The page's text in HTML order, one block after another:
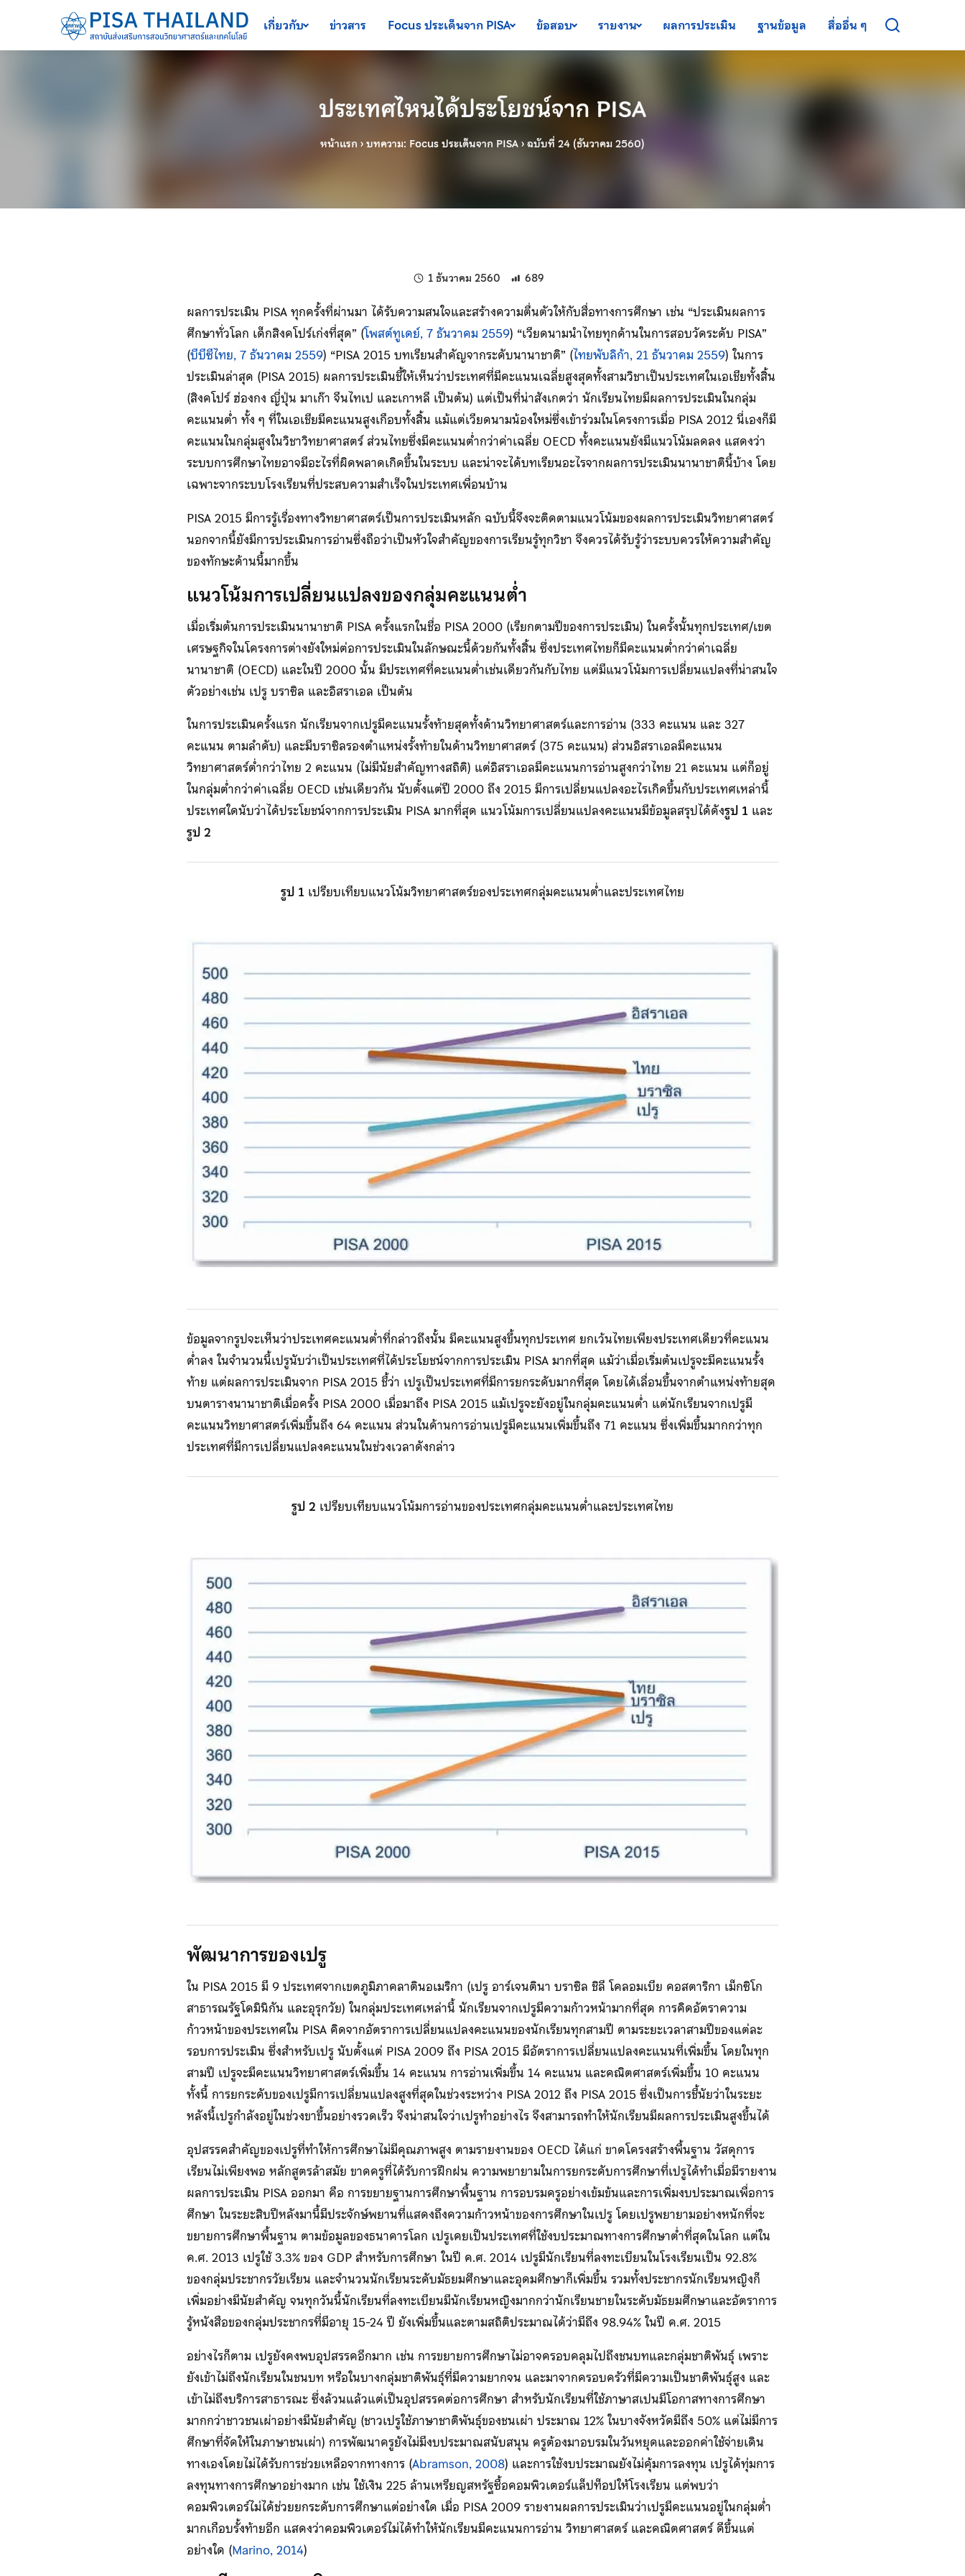
ข้ามไปยังเนื้อหาหลัก
เกี่ยวกับ
ข่าวสาร Focus ประเด็นจาก PISA ข้อสอบ รายงาน ผลการประเมิน ฐานข้อมูล สื่ออื่น ๆ
ประเทศไหนได้ประโยชน์จาก PISA
หน้าแรก ›บทความ: Focus ประเด็นจาก PISA›ฉบับที่ 24 (ธันวาคม 2560)
1 ธันวาคม 2560 แก้ไขล่าสุดเมื่อ:
689
ผลการประเมิน PISA ทุกครั้งที่ผ่านมา ได้รับความสนใจและสร้างความตื่นตัวให้กับสื่อทางการศึกษา เช่น “ประเมินผลการ
ศึกษาทั่วโลก เด็กสิงคโปร์เก่งที่สุด” (โพสต์ทูเดย์, 7 ธันวาคม 2559) “เวียดนามนำไทยทุกด้านในการสอบวัดระดับ PISA”
(บีบีซีไทย, 7 ธันวาคม 2559) “PISA 2015 บทเรียนสำคัญจากระดับนานาชาติ” (ไทยพับลิก้า, 21 ธันวาคม 2559) ในการ
ประเมินล่าสุด (PISA 2015) ผลการประเมินชี้ให้เห็นว่าประเทศที่มีคะแนนเฉลี่ยสูงสุดทั้งสามวิชาเป็นประเทศในเอเชียทั้งสิ้น
(สิงคโปร์ ฮ่องกง ญี่ปุ่น มาเก๊า จีนไทเป และเกาหลี เป็นต้น) แต่เป็นที่น่าสังเกตว่า นักเรียนไทยมีผลการประเมินในกลุ่ม
คะแนนต่ำ ทั้ง ๆ ที่ในเอเชียมีคะแนนสูงเกือบทั้งสิ้น แม้แต่เวียดนามน้องใหม่ซึ่งเข้าร่วมในโครงการเมื่อ PISA 2012 นี่เองก็มี
คะแนนในกลุ่มสูงในวิชาวิทยาศาสตร์ ส่วนไทยซึ่งมีคะแนนต่ำกว่าค่าเฉลี่ย OECD ทั้งคะแนนยังมีแนวโน้มลดลง แสดงว่า
ระบบการศึกษาไทยอาจมีอะไรที่ผิดพลาดเกิดขึ้นในระบบ และน่าจะได้บทเรียนอะไรจากผลการประเมินนานาชาตินี้บ้าง โดย
เฉพาะจากระบบโรงเรียนที่ประสบความสำเร็จในประเทศเพื่อนบ้าน
PISA 2015 มีการรู้เรื่องทางวิทยาศาสตร์เป็นการประเมินหลัก ฉบับนี้จึงจะติดตามแนวโน้มของผลการประเมินวิทยาศาสตร์
นอกจากนี้ยังมีการประเมินการอ่านซึ่งถือว่าเป็นหัวใจสำคัญของการเรียนรู้ทุกวิชา จึงควรได้รับรู้ว่าระบบควรให้ความสำคัญ
ของทักษะด้านนี้มากขึ้น
แนวโน้มการเปลี่ยนแปลงของกลุ่มคะแนนต่ำ
เมื่อเริ่มต้นการประเมินนานาชาติ PISA ครั้งแรกในชื่อ PISA 2000 (เรียกตามปีของการประเมิน) ในครั้งนั้นทุกประเทศ/เขต
เศรษฐกิจในโครงการต่างยังใหม่ต่อการประเมินในลักษณะนี้ด้วยกันทั้งสิ้น ซึ่งประเทศไทยก็มีคะแนนต่ำกว่าค่าเฉลี่ย
นานาชาติ (OECD) และในปี 2000 นั้น มีประเทศที่คะแนนต่ำเช่นเดียวกันกับไทย แต่มีแนวโน้มการเปลี่ยนแปลงที่น่าสนใจ
ตัวอย่างเช่น เปรู บราซิล และอิสราเอล เป็นต้น
ในการประเมินครั้งแรก นักเรียนจากเปรูมีคะแนนรั้งท้ายสุดทั้งด้านวิทยาศาสตร์และการอ่าน (333 คะแนน และ 327
คะแนน ตามลำดับ) และมีบราซิลรองตำแหน่งรั้งท้ายในด้านวิทยาศาสตร์ (375 คะแนน) ส่วนอิสราเอลมีคะแนน
วิทยาศาสตร์ต่ำกว่าไทย 2 คะแนน (ไม่มีนัยสำคัญทางสถิติ) แต่อิสราเอลมีคะแนนการอ่านสูงกว่าไทย 21 คะแนน แต่ก็อยู่
ในกลุ่มต่ำกว่าค่าเฉลี่ย OECD เช่นเดียวกัน นับตั้งแต่ปี 2000 ถึง 2015 มีการเปลี่ยนแปลงอะไรเกิดขึ้นกับประเทศเหล่านี้
ประเทศใดนับว่าได้ประโยชน์จากการประเมิน PISA มากที่สุด แนวโน้มการเปลี่ยนแปลงคะแนนมีข้อมูลสรุปได้ดังรูป 1 และ
รูป 2
รูป 1 เปรียบเทียบแนวโน้มวิทยาศาสตร์ของประเทศกลุ่มคะแนนต่ำและประเทศไทย
ข้อมูลจากรูปจะเห็นว่าประเทศคะแนนต่ำที่กล่าวถึงนั้น มีคะแนนสูงขึ้นทุกประเทศ ยกเว้นไทยเพียงประเทศเดียวที่คะแนน
ต่ำลง ในจำนวนนี้เปรูนับว่าเป็นประเทศที่ได้ประโยชน์จากการประเมิน PISA มากที่สุด แม้ว่าเมื่อเริ่มต้นเปรูจะมีคะแนนรั้ง
ท้าย แต่ผลการประเมินจาก PISA 2015 ชี้ว่า เปรูเป็นประเทศที่มีการยกระดับมากที่สุด โดยได้เลื่อนขึ้นจากตำแหน่งท้ายสุด
บนตารางนานาชาติเมื่อครั้ง PISA 2000 เมื่อมาถึง PISA 2015 แม้เปรูจะยังอยู่ในกลุ่มคะแนนต่ำ แต่นักเรียนจากเปรูมี
คะแนนวิทยาศาสตร์เพิ่มขึ้นถึง 64 คะแนน ส่วนในด้านการอ่านเปรูมีคะแนนเพิ่มขึ้นถึง 71 คะแนน ซึ่งเพิ่มขึ้นมากกว่าทุก
ประเทศที่มีการเปลี่ยนแปลงคะแนนในช่วงเวลาดังกล่าว
รูป 2 เปรียบเทียบแนวโน้มการอ่านของประเทศกลุ่มคะแนนต่ำและประเทศไทย
พัฒนาการของเปรู
ใน PISA 2015 มี 9 ประเทศจากเขตภูมิภาคลาตินอเมริกา (เปรู อาร์เจนตินา บราซิล ชิลี โคลอมเบีย คอสตาริกา เม็กซิโก
สาธารณรัฐโดมินิกัน และอุรุกวัย) ในกลุ่มประเทศเหล่านี้ นักเรียนจากเปรูมีความก้าวหน้ามากที่สุด การคิดอัตราความ
ก้าวหน้าของประเทศใน PISA คิดจากอัตราการเปลี่ยนแปลงคะแนนของนักเรียนทุกสามปี ตามระยะเวลาสามปีของแต่ละ
รอบการประเมิน ซึ่งสำหรับเปรู นับตั้งแต่ PISA 2009 ถึง PISA 2015 มีอัตราการเปลี่ยนแปลงคะแนนที่เพิ่มขึ้น โดยในทุก
สามปี เปรูจะมีคะแนนวิทยาศาสตร์เพิ่มขึ้น 14 คะแนน การอ่านเพิ่มขึ้น 14 คะแนน และคณิตศาสตร์เพิ่มขึ้น 10 คะแนน
ทั้งนี้ การยกระดับของเปรูมีการเปลี่ยนแปลงสูงที่สุดในช่วงระหว่าง PISA 2012 ถึง PISA 2015 ซึ่งเป็นการชี้นัยว่าในระยะ
หลังนี้เปรูกำลังอยู่ในช่วงขาขึ้นอย่างรวดเร็ว จึงน่าสนใจว่าเปรูทำอย่างไร จึงสามารถทำให้นักเรียนมีผลการประเมินสูงขึ้นได้
อุปสรรคสำคัญของเปรูที่ทำให้การศึกษาไม่มีคุณภาพสูง ตามรายงานของ OECD ได้แก่ ขาดโครงสร้างพื้นฐาน วัสดุการ
เรียนไม่เพียงพอ หลักสูตรล้าสมัย ขาดครูที่ได้รับการฝึกฝน ความพยายามในการยกระดับการศึกษาที่เปรูได้ทำเมื่อมีรายงาน
ผลการประเมิน PISA ออกมา คือ การขยายฐานการศึกษาพื้นฐาน การอบรมครูอย่างเข้มข้นและการเพิ่มงบประมาณเพื่อการ
ศึกษา ในระยะสิบปีหลังมานี้มีประจักษ์พยานที่แสดงถึงความก้าวหน้าของการศึกษาในเปรู โดยเปรูพยายามอย่างหนักที่จะ
ขยายการศึกษาพื้นฐาน ตามข้อมูลของธนาคารโลก เปรูเคยเป็นประเทศที่ใช้งบประมาณทางการศึกษาต่ำที่สุดในโลก แต่ใน
ค.ศ. 2013 เปรูใช้ 3.3% ของ GDP สำหรับการศึกษา ในปี ค.ศ. 2014 เปรูมีนักเรียนที่ลงทะเบียนในโรงเรียนเป็น 92.8%
ของกลุ่มประชากรวัยเรียน และจำนวนนักเรียนระดับมัธยมศึกษาและอุดมศึกษาก็เพิ่มขึ้น รวมทั้งประชากรนักเรียนหญิงก็
เพิ่มอย่างมีนัยสำคัญ จนทุกวันนี้นักเรียนที่ลงทะเบียนมีนักเรียนหญิงมากกว่านักเรียนชายในระดับมัธยมศึกษาและอัตราการ
รู้หนังสือของกลุ่มประชากรที่มีอายุ 15-24 ปี ยังเพิ่มขึ้นและตามสถิติประมาณได้ว่ามีถึง 98.94% ในปี ค.ศ. 2015
อย่างไรก็ตาม เปรูยังคงพบอุปสรรคอีกมาก เช่น การขยายการศึกษาไม่อาจครอบคลุมไปถึงชนบทและกลุ่มชาติพันธุ์ เพราะ
ยังเข้าไม่ถึงนักเรียนในชนบท หรือในบางกลุ่มชาติพันธุ์ที่มีความยากจน และมาจากครอบครัวที่มีความเป็นชาติพันธุ์สูง และ
เข้าไม่ถึงบริการสาธารณะ ซึ่งล้วนแล้วแต่เป็นอุปสรรคต่อการศึกษา สำหรับนักเรียนที่ใช้ภาษาสเปนมีโอกาสทางการศึกษา
มากกว่าชาวชนเผ่าอย่างมีนัยสำคัญ (ชาวเปรูใช้ภาษาชาติพันธุ์ของชนเผ่า ประมาณ 12% ในบางจังหวัดมีถึง 50% แต่ไม่มีการ
ศึกษาที่จัดให้ในภาษาชนเผ่า) การพัฒนาครูยังไม่มีงบประมาณสนับสนุน ครูต้องมาอบรมในวันหยุดและออกค่าใช้จ่ายเดิน
ทางเองโดยไม่ได้รับการช่วยเหลือจากทางการ (Abramson, 2008) และการใช้งบประมาณยังไม่คุ้มการลงทุน เปรูได้ทุ่มการ
ลงทุนทางการศึกษาอย่างมาก เช่น ใช้เงิน 225 ล้านเหรียญสหรัฐซื้อคอมพิวเตอร์แล็ปท็อปให้โรงเรียน แต่พบว่า
คอมพิวเตอร์ไม่ได้ช่วยยกระดับการศึกษาแต่อย่างใด เมื่อ PISA 2009 รายงานผลการประเมินว่าเปรูมีคะแนนอยู่ในกลุ่มต่ำ
มากเกือบรั้งท้ายอีก แสดงว่าคอมพิวเตอร์ไม่ได้ทำให้นักเรียนมีคะแนนการอ่าน วิทยาศาสตร์ และคณิตศาสตร์ ดีขึ้นแต่
อย่างใด (Marino, 2014)